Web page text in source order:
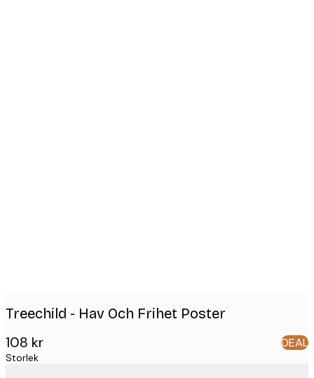
Treechild - Hav Och Frihet Poster
108 kr DEAL
Storlek